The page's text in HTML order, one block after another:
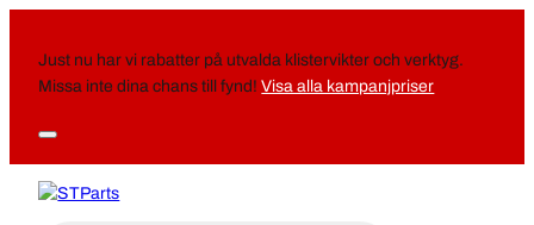
Just nu har vi rabatter på utvalda klistervikter och verktyg.
Missa inte dina chans till fynd!Visa alla kampanjpriser